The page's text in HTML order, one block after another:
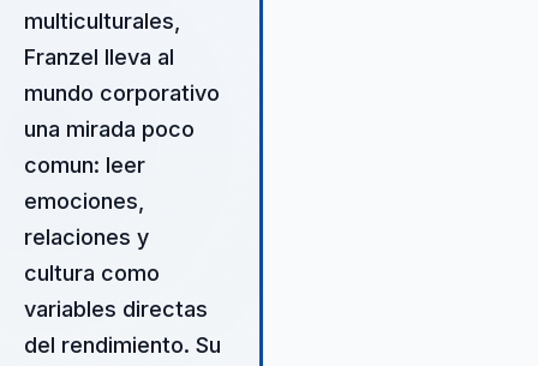
multiculturales,
Franzel lleva al
mundo corporativo
una mirada poco
comun: leer
emociones,
relaciones y
cultura como
variables directas
del rendimiento. Su